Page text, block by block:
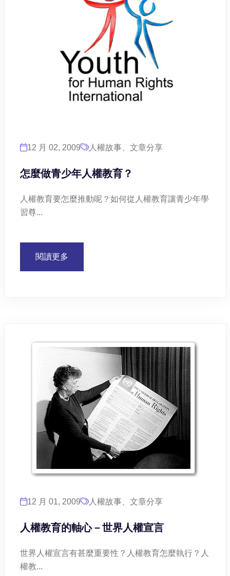
12 月 02, 2009 人權故事、文章分享
怎麼做青少年人權教育？
人權教育要怎麼推動呢？如何從人權教育讓青少年學
習尊...
閱讀更多
12 月 01, 2009 人權故事、文章分享
人權教育的軸心－世界人權宣言
世界人權宣言有甚麼重要性？人權教育怎麼執行？人
權教...